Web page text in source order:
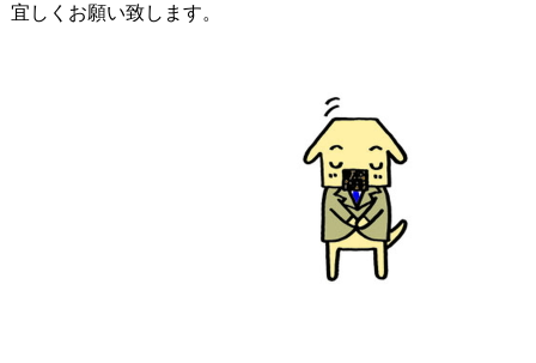
宜しくお願い致します。